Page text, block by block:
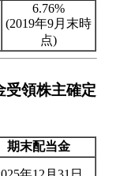
6.76%
(2019年9月末時
点)
受領株主確定
期末配当金